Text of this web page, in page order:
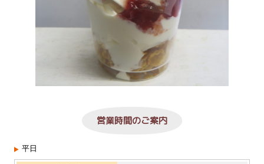
営業時間のご案内
平日